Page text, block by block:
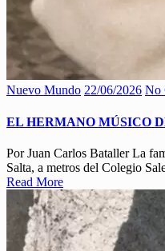
Nuevo Mundo 22/06/2026 No
EL HERMANO MÚSICO
Por Juan Carlos Bataller La
Salta, a metros del Colegio
Read More